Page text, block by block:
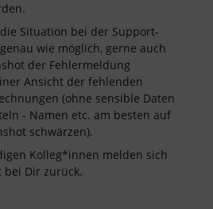
Situation bei der Support-
wie möglich, gerne auch
der Fehlermeldung
Ansicht der fehlenden
(ohne sensible Daten
- Namen etc. am besten auf
schwärzen).
Kolleg*innen melden sich
bei Dir zurück.